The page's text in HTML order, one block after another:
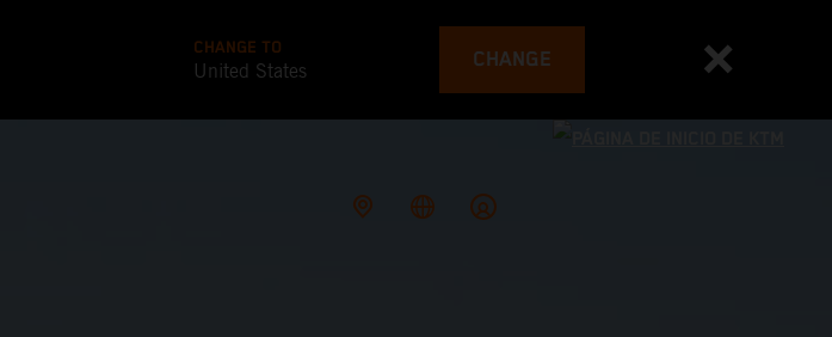
CHANGE TO
United States CHANGE